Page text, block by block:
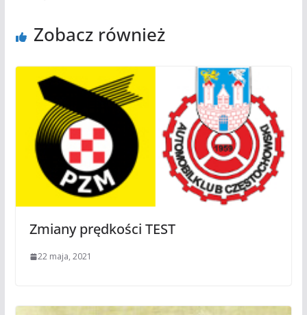
Zobacz również
Zmiany prędkości TEST
22 maja, 2021